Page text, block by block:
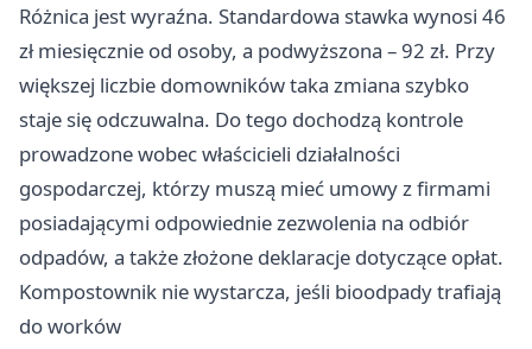
Różnica jest wyraźna. Standardowa stawka wynosi 46
zł miesięcznie od osoby, a podwyższona – 92 zł. Przy
większej liczbie domowników taka zmiana szybko
staje się odczuwalna. Do tego dochodzą kontrole
prowadzone wobec właścicieli działalności
gospodarczej, którzy muszą mieć umowy z firmami
posiadającymi odpowiednie zezwolenia na odbiór
odpadów, a także złożone deklaracje dotyczące opłat.
Kompostownik nie wystarcza, jeśli bioodpady trafiają
do worków